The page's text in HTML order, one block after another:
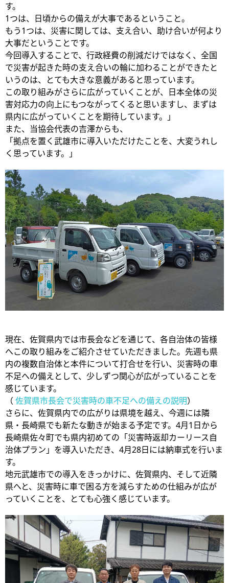
す。
1つは、日頃からの備えが大事であるということ。
もう1つは、災害に関しては、支え合い、助け合いが何より
大事だということです。
今回導入することで、行政経費の削減だけではなく、全国
で災害が起きた時の支え合いの輪に加わることができたと
いうのは、とても大きな意義があると思っています。
この取り組みがさらに広がっていくことが、日本全体の災
害対応力の向上にもつながってくると思いますし、まずは
県内に広がっていくことを期待しています。」
また、当協会代表の吉澤からも、
「拠点を置く武雄市に導入いただけたことを、大変うれし
く思っています。」
現在、佐賀県内では市長会などを通じて、各自治体の皆様
へこの取り組みをご紹介させていただきました。先週も県
内の複数自治体と本件について打合せを行い、災害時の車
不足への備えとして、少しずつ関心が広がっていることを
感じています。
（ 佐賀県市長会で災害時の車不足への備えの説明）
さらに、佐賀県内での広がりは県境を越え、今週には隣
県・長崎県でも新たな動きが始まる予定です。4月1日から
長崎県佐々町でも県内初めての「災害時返却カーリース自
治体プラン」を導入いただき、4月28日には納車式を行いま
す。
地元武雄市での導入をきっかけに、佐賀県内、そして近隣
県へと、災害時に車で困る方を減らすための仕組みが広が
っていくことを、とても心強く感じています。